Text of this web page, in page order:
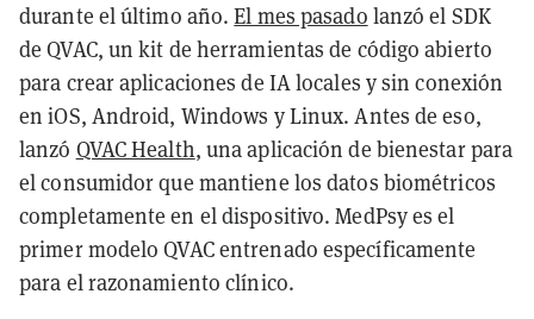
durante el último año.El mes pasado lanzó el SDK
de QVAC, un kit de herramientas de código abierto
para crear aplicaciones de IA locales y sin conexión
en iOS, Android, Windows y Linux. Antes de eso,
lanzó QVAC Health, una aplicación de bienestar para
el consumidor que mantiene los datos biométricos
completamente en el dispositivo. MedPsy es el
primer modelo QVAC entrenado específicamente
para el razonamiento clínico.